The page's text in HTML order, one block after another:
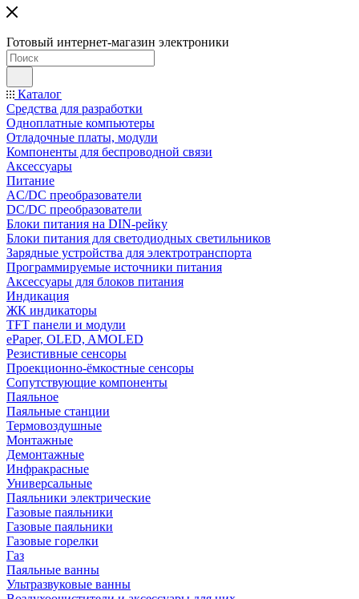
Готовый интернет-магазин электроники
Каталог
Средства для разработки
Одноплатные компьютеры
Отладочные платы, модули
Компоненты для беспроводной связи
Аксессуары
Питание
AC/DC преобразователи
DC/DC преобразователи
Блоки питания на DIN-рейку
Блоки питания для светодиодных светильников
Зарядные устройства для электротранспорта
Программируемые источники питания
Аксессуары для блоков питания
Индикация
ЖК индикаторы
TFT панели и модули
ePaper, OLED, AMOLED
Резистивные сенсоры
Проекционно-ёмкостные сенсоры
Сопутствующие компоненты
Паяльное
Паяльные станции
Термовоздушные
Монтажные
Демонтажные
Инфракрасные
Универсальные
Паяльники электрические
Газовые паяльники
Газовые паяльники
Газовые горелки
Газ
Паяльные ванны
Ультразвуковые ванны